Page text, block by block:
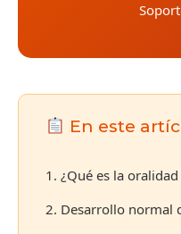
En este
1. ¿Qué es la
2. Desarrollo normal